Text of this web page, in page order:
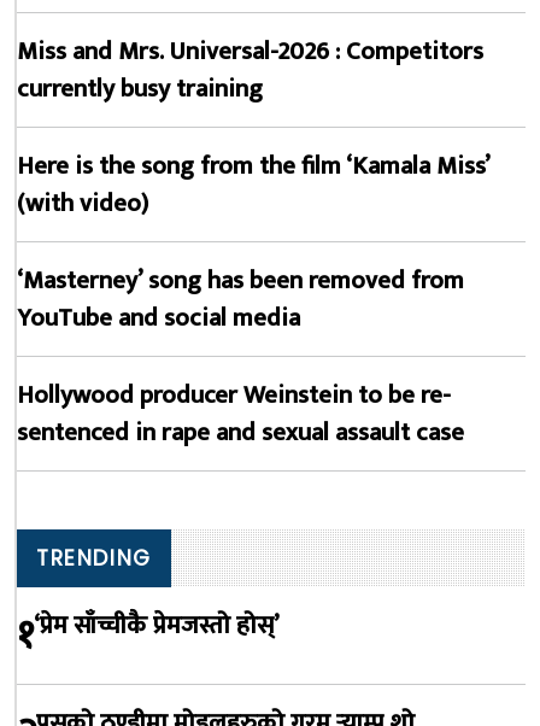
Miss and Mrs. Universal-2026 : Competitors
currently busy training
Here is the song from the film ‘Kamala Miss’
(with video)
‘Masterney’ song has been removed from
YouTube and social media
Hollywood producer Weinstein to be re-
sentenced in rape and sexual assault case
TRENDING
१‘प्रेम साँच्चीकै प्रेमजस्तो होस्’